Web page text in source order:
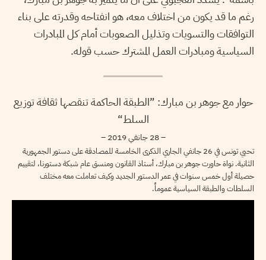
رغم ما قد يكون من اختلاف معه، هو انفتاحه وقدرته على بناء
التوافقات والتسويات وتذليل الصعوبات أمام كل المبادرات
السياسية ومبادرات العمل المشترك حسب قوله.
حوار مع جوهر بن مبارك: ”الطبقة الحاكمة تنقصها ثقافة توزيع
السلط“
– 28 جانفي 2019 –
تحيي تونس في 26 جانفي الجاري الذكرى الخامسة للمصادقة على دستور الجمهورية
الثانية. نواة حاورت جوهر بن مبارك، أستاذ القانون ومنسق عام شبكة دستورنا، لتقييم
حصيلة أول خمس سنوات في عمر الدستور الجديد وكيف تعاملت معه مختلف
السلطات والطبقة السياسية عموماً.